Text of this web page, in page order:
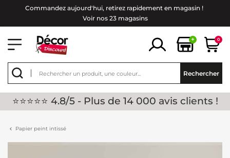
Commandez aujourd'hui, retirez rapidement en magasin !
Voir nos 23 magasins
+ 0
Rechercher
⭐⭐⭐⭐⭐ 4.8/5 - Plus de 14 000 avis clients !
Papier peint intissé